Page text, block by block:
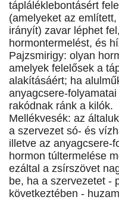
tápláléklebontásért
(amelyeket az
irányít) zavar léphet
hormontermelést, és
Pajzsmirigy: olyan
amelyek felelősek a
alakításáért; ha
anyagcsere-
rakódnak ránk a kilók.
Mellékvesék: az
a szervezet só- és
illetve az anyagcsere-
hormon túltermelése
ezáltal a zsírszövet
be, ha a szervezetet -
következtében -